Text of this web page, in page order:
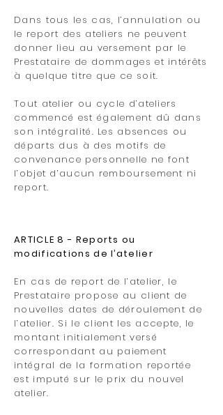
Dans tous les cas, l’annulation ou
le report des ateliers ne peuvent
donner lieu au versement par le
Prestataire de dommages et intérêts
à quelque titre que ce soit.
Tout atelier ou cycle d’ateliers
commencé est également dû dans
son intégralité. Les absences ou
départs dus à des motifs de
convenance personnelle ne font
l’objet d’aucun remboursement ni
report.
ARTICLE 8 - Reports ou
modifications de l’atelier
En cas de report de l’atelier, le
Prestataire propose au client de
nouvelles dates de déroulement de
l’atelier. Si le client les accepte, le
montant initialement versé
correspondant au paiement
intégral de la formation reportée
est imputé sur le prix du nouvel
atelier.